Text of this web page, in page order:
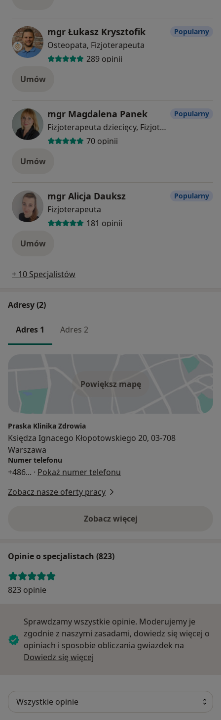
mgr Łukasz Krysztofik
Osteopata, Fizjoterapeuta
289 opinii
Popularny
Umów
mgr Magdalena Panek
Fizjoterapeuta dziecięcy, Fizjoterapeuta
70 opinii
Popularny
Umów
mgr Alicja Dauksz
Fizjoterapeuta
181 opinii
Popularny
Umów
+ 10 Specjalistów
Adresy (2)
Adres 1 Adres 2
Powiększ mapę
Praska Klinika Zdrowia
Księdza Ignacego Kłopotowskiego 20, 03-708
Warszawa
Numer telefonu
+486... · Pokaż numer telefonu
Zobacz nasze oferty pracy
Zobacz więcej
Opinie o specjalistach (823)
823 opinie
Sprawdzamy wszystkie opinie. Moderujemy je
zgodnie z naszymi zasadami, dowiedz się więcej o
opiniach i sposobie obliczania gwiazdek na
Dowiedz się więcej